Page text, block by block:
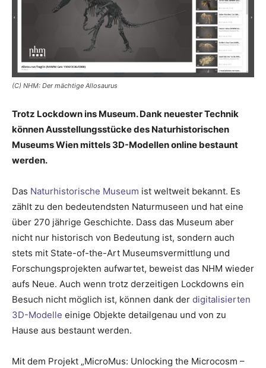
(C) NHM: Der mächtige Allosaurus
Trotz Lockdown ins Museum. Dank neuester Technik
können Ausstellungsstücke des Naturhistorischen
Museums Wien mittels 3D-Modellen online bestaunt
werden.
Das Naturhistorische Museum ist weltweit bekannt. Es
zählt zu den bedeutendsten Naturmuseen und hat eine
über 270 jährige Geschichte. Dass das Museum aber
nicht nur historisch von Bedeutung ist, sondern auch
stets mit State-of-the-Art Museumsvermittlung und
Forschungsprojekten aufwartet, beweist das NHM wieder
aufs Neue. Auch wenn trotz derzeitigen Lockdowns ein
Besuch nicht möglich ist, können dank der digitalisierten
3D-Modelle einige Objekte detailgenau und von zu
Hause aus bestaunt werden.
Mit dem Projekt „MicroMus: Unlocking the Microcosm –